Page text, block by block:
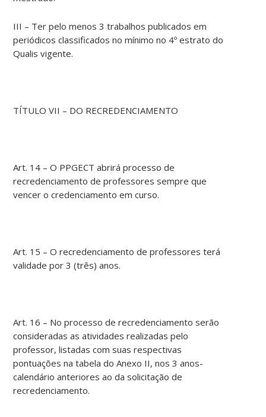
III – Ter pelo menos 3 trabalhos publicados em
periódicos classificados no mínimo no 4º estrato do
Qualis vigente.
TÍTULO VII – DO RECREDENCIAMENTO
Art. 14 – O PPGECT abrirá processo de
recredenciamento de professores sempre que
vencer o credenciamento em curso.
Art. 15 – O recredenciamento de professores terá
validade por 3 (três) anos.
Art. 16 – No processo de recredenciamento serão
consideradas as atividades realizadas pelo
professor, listadas com suas respectivas
pontuações na tabela do Anexo II, nos 3 anos-
calendário anteriores ao da solicitação de
recredenciamento.